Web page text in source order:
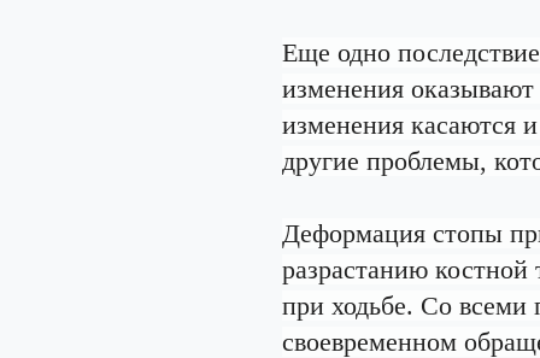
Еще одно
изменения
изменения касаются
другие проблемы,
Деформация стопы
разрастанию
при ходьбе. Со всеми
своевременном